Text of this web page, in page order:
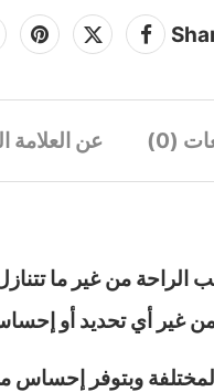
(0) عن العلامة
من غير ما
غير أي تحديد أو
وبتوفر إحساس